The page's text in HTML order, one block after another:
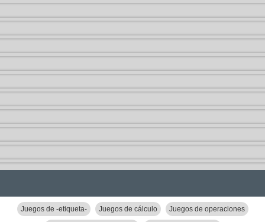
Juegos de -etiqueta- Juegos de cálculo Juegos de operaciones